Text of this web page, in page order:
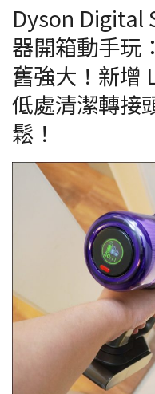
Dyson Digital
器開箱動手玩
舊強大！新增
低處清潔轉接
鬆！